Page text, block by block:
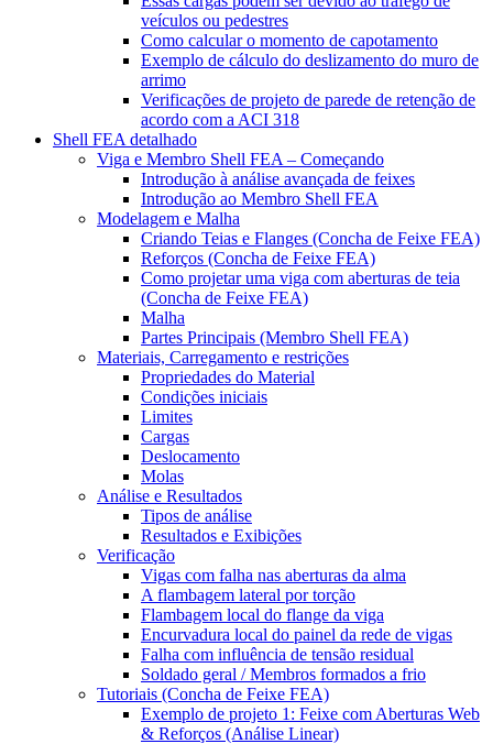
veículos ou pedestres
Como calcular o momento de capotamento
Exemplo de cálculo do deslizamento do muro de
arrimo
Verificações de projeto de parede de retenção de
acordo com a ACI 318
Shell FEA detalhado
Viga e Membro Shell FEA – Começando
Introdução à análise avançada de feixes
Introdução ao Membro Shell FEA
Modelagem e Malha
Criando Teias e Flanges (Concha de Feixe FEA)
Reforços (Concha de Feixe FEA)
Como projetar uma viga com aberturas de teia
(Concha de Feixe FEA)
Malha
Partes Principais (Membro Shell FEA)
Materiais, Carregamento e restrições
Propriedades do Material
Condições iniciais
Limites
Cargas
Deslocamento
Molas
Análise e Resultados
Tipos de análise
Resultados e Exibições
Verificação
Vigas com falha nas aberturas da alma
A flambagem lateral por torção
Flambagem local do flange da viga
Encurvadura local do painel da rede de vigas
Falha com influência de tensão residual
Soldado geral / Membros formados a frio
Tutoriais (Concha de Feixe FEA)
Exemplo de projeto 1: Feixe com Aberturas Web
& Reforços (Análise Linear)